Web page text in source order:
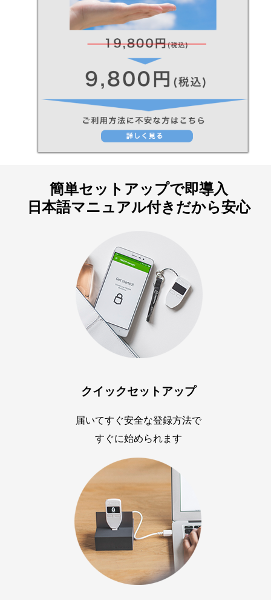
簡単セットアップで即導入
日本語マニュアル付きだから安心
クイックセットアップ
届いてすぐ安全な登録方法で
すぐに始められます